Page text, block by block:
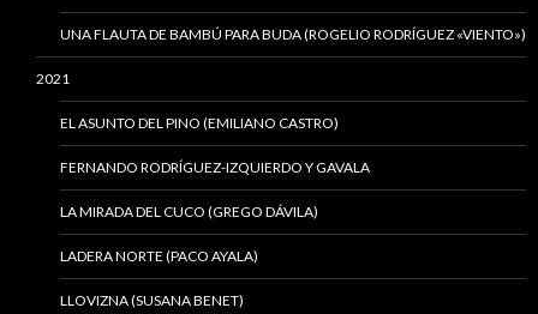
UNA FLAUTA DE BAMBÚ PARA BUDA (ROGELIO RODRÍGUEZ «VIENTO»)
2021
EL ASUNTO DEL PINO (EMILIANO CASTRO)
FERNANDO RODRÍGUEZ-IZQUIERDO Y GAVALA
LA MIRADA DEL CUCO (GREGO DÁVILA)
LADERA NORTE (PACO AYALA)
LLOVIZNA (SUSANA BENET)